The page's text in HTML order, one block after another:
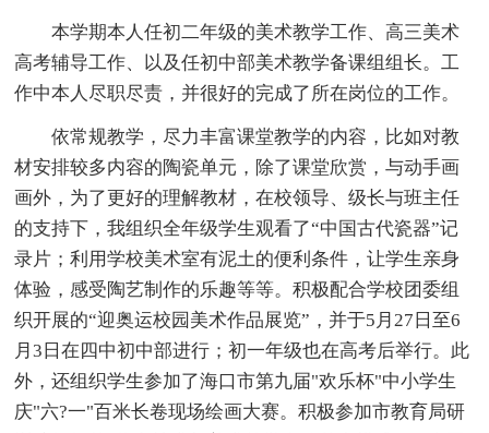
本学期本人任初二年级的美术教学工作、高三美术
高考辅导工作、以及任初中部美术教学备课组组长。工
作中本人尽职尽责，并很好的完成了所在岗位的工作。
依常规教学，尽力丰富课堂教学的内容，比如对教
材安排较多内容的陶瓷单元，除了课堂欣赏，与动手画
画外，为了更好的理解教材，在校领导、级长与班主任
的支持下，我组织全年级学生观看了“中国古代瓷器”记
录片；利用学校美术室有泥土的便利条件，让学生亲身
体验，感受陶艺制作的乐趣等等。积极配合学校团委组
织开展的“迎奥运校园美术作品展览”，并于5月27日至6
月3日在四中初中部进行；初一年级也在高考后举行。此
外，还组织学生参加了海口市第九届"欢乐杯"中小学生
庆"六?一"百米长卷现场绘画大赛。积极参加市教育局研